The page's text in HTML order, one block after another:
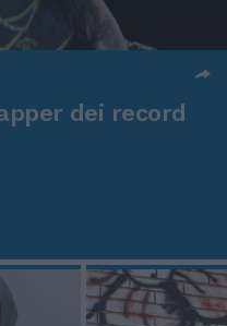
dei record